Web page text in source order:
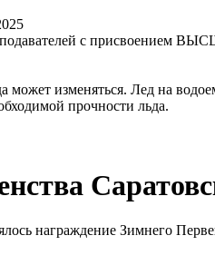
с
изменяться. Лед на
прочности льда.
награждение Зимнего